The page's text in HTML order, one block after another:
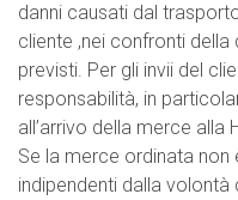
danni causati dal
cliente ,nei confronti
previsti. Per gli invii del
responsabilità, in
all’arrivo della merce alla
Se la merce ordinata non
indipendenti dalla